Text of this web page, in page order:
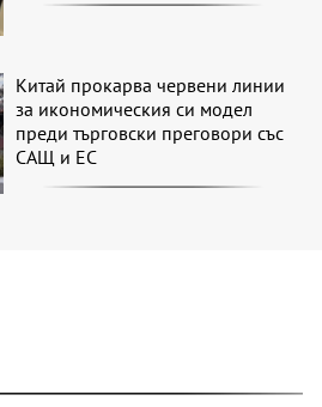
Китай прокарва червени линии
за икономическия си модел
преди търговски преговори със
САЩ и ЕС